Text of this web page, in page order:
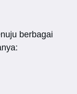
berbagai